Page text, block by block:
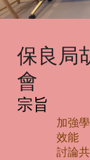
保良局
會
宗旨
加強
效能
討論